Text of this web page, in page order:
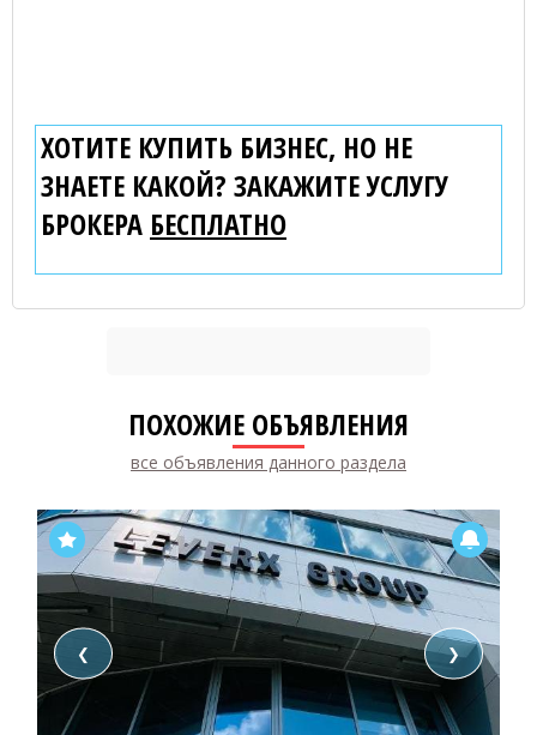
ХОТИТЕ КУПИТЬ БИЗНЕС, НО НЕ
ЗНАЕТЕ КАКОЙ? ЗАКАЖИТЕ УСЛУГУ
БРОКЕРА БЕСПЛАТНО
ПОХОЖИЕ ОБЪЯВЛЕНИЯ
все объявления данного раздела
❮ ❯